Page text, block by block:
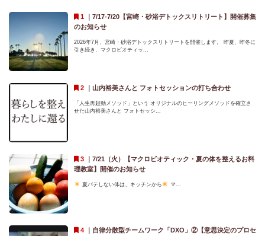
｜ 7/17-7/20【宮崎・砂浴デトックスリトリート】開催募集
のお知らせ
2026年7月、宮崎・砂浴デトックスリトリートを開催します。 昨夏、昨冬に
引き続き、マクロビオティッ...
｜ 山内裕美さんと フォトセッションの打ち合わせ
「人生再起動メソッド」という オリジナルのヒーリングメソッドを確立さ
せた山内裕美さんと フォトセッシ...
｜ 7/21（火）【マクロビオティック・夏の体を整えるお料
理教室】開催のお知らせ
夏バテしない体は、キッチンから マ...
｜ 自律分散型チームワーク「DXO」②【意思決定のプロセ